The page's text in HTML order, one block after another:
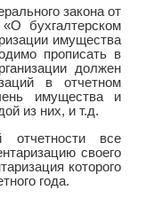
закона от
бухгалтерском
имущества
прописать в
должен
в отчетном
имущества и
из них, и т.д.
отчетности все
своего
которого
года.